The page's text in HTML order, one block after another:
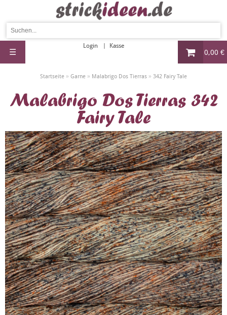
0,00 €
Login Kasse
☰
Startseite » Garne » Malabrigo Dos Tierras » 342 Fairy Tale
Malabrigo Dos Tierras 342
Fairy Tale